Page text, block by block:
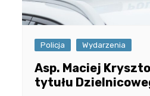
Policja Wydarzenia
Asp. Maciej
tytułu